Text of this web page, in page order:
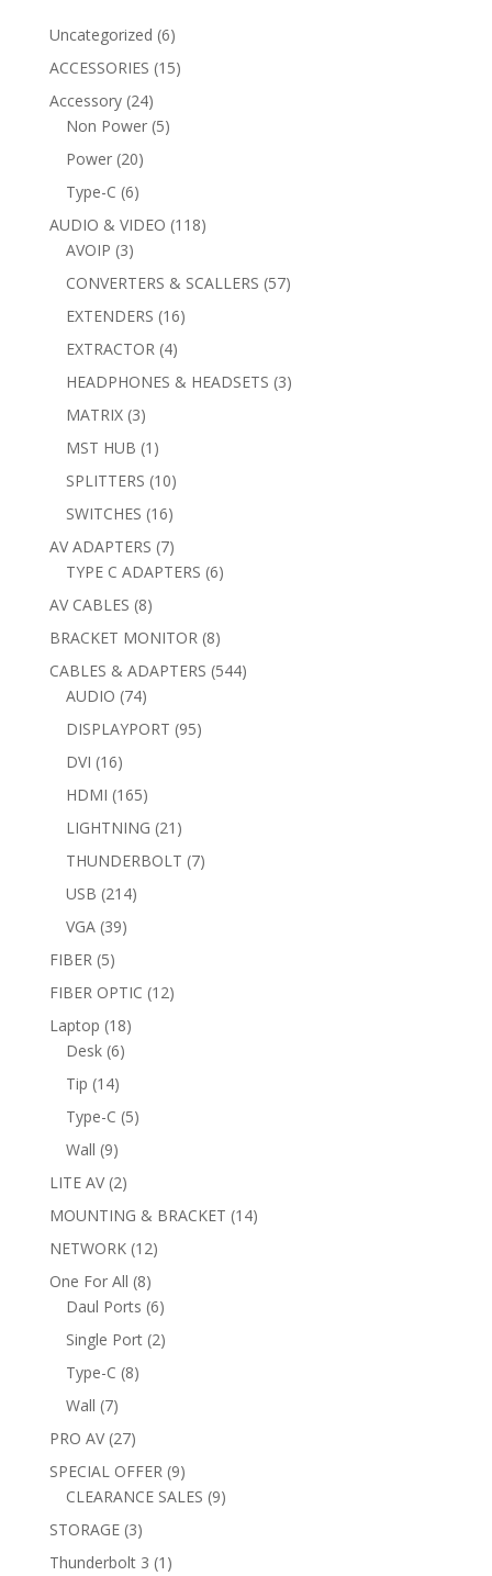
Uncategorized 66
products
ACCESSORIES 1515
Accessory 2424
products
Non Power 55
Power 2020
products
Type-C 66
products
AUDIO & VIDEO 118118
AVOIP 33
products
CONVERTERS & SCALLERS 5757
EXTENDERS 1616
EXTRACTOR 44
products
HEADPHONES & HEADSETS 33
MATRIX 33
products
MST HUB 1 1
product
SPLITTERS 1010
products
SWITCHES 1616
products
AV ADAPTERS 77
products
TYPE C ADAPTERS 66
AV CABLES 88
products
BRACKET MONITOR 88
products
CABLES & ADAPTERS 544544
AUDIO 7474
products
DISPLAYPORT 9595
DVI 1616
products
HDMI 165165
products
LIGHTNING 21 21
products
THUNDERBOLT 77
USB 214214
VGA 3939
FIBER 55
products
FIBER OPTIC 1212
Laptop 1818
Desk 66
Tip 1414
products
Type-C 55
Wall 99
products
LITE AV 22
products
MOUNTING & BRACKET 1414
NETWORK 1212
One For All 88
products
Daul Ports 66
products
Single Port 22
Type-C 88
Wall 77
products
PRO AV 2727
products
SPECIAL OFFER 99
products
CLEARANCE SALES 99
STORAGE 33
products
Thunderbolt 3 1 1